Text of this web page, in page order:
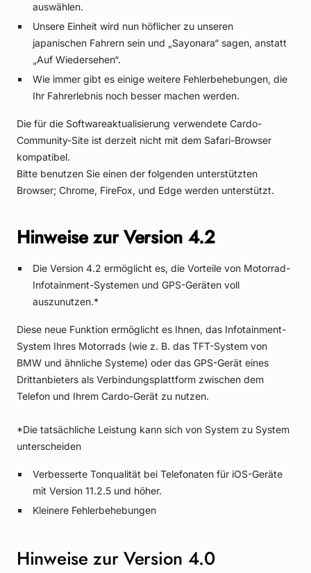
auswählen.
Unsere Einheit wird nun höflicher zu unseren
japanischen Fahrern sein und „Sayonara“ sagen, anstatt
„Auf Wiedersehen“.
Wie immer gibt es einige weitere Fehlerbehebungen, die
Ihr Fahrerlebnis noch besser machen werden.
Die für die Softwareaktualisierung verwendete Cardo-
Community-Site ist derzeit nicht mit dem Safari-Browser
kompatibel.
Bitte benutzen Sie einen der folgenden unterstützten
Browser; Chrome, FireFox, und Edge werden unterstützt.
Hinweise zur Version 4.2
Die Version 4.2 ermöglicht es, die Vorteile von Motorrad-
Infotainment-Systemen und GPS-Geräten voll
auszunutzen.*
Diese neue Funktion ermöglicht es Ihnen, das Infotainment-
System Ihres Motorrads (wie z. B. das TFT-System von
BMW und ähnliche Systeme) oder das GPS-Gerät eines
Drittanbieters als Verbindungsplattform zwischen dem
Telefon und Ihrem Cardo-Gerät zu nutzen.
*Die tatsächliche Leistung kann sich von System zu System
unterscheiden
Verbesserte Tonqualität bei Telefonaten für iOS-Geräte
mit Version 11.2.5 und höher.
Kleinere Fehlerbehebungen
Hinweise zur Version 4.0